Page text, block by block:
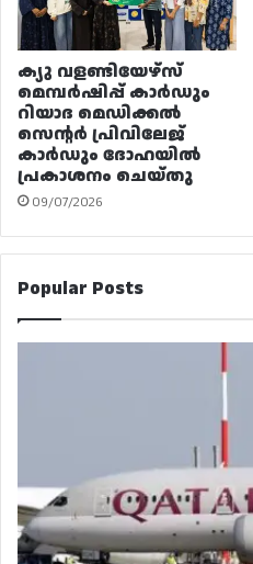
ക്യു വളണ്ടിയേഴ്‌സ്
മെമ്പർഷിപ്പ് കാർഡും
റിയാദ മെഡിക്കൽ
സെന്റർ പ്രിവിലേജ്
കാർഡും ദോഹയിൽ
പ്രകാശനം ചെയ്തു
09/07/2026
Popular Posts